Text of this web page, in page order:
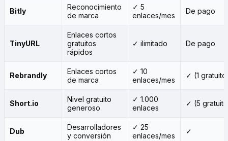
Bitly
Reconocimiento
de marca
✓ 5
enlaces/mes
De pago
TinyURL
Enlaces cortos
gratuitos
rápidos
✓ ilimitado De pago
Rebrandly
Enlaces cortos
de marca
✓ 10
enlaces/mes
✓ (1
Short.io
Nivel gratuito
generoso
✓ 1.000
enlaces
✓ (5
Dub
Desarrolladores
y conversión
✓ 25
enlaces/mes
✓